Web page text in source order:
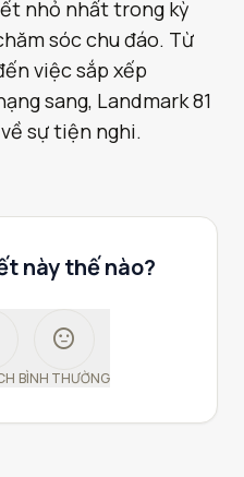
nhỏ nhất trong kỳ
sóc chu đáo. Từ
việc sắp xếp
sang, Landmark 81
sự tiện nghi.
này thế nào?
sentiment_neutral
BÌNH THƯỜNG